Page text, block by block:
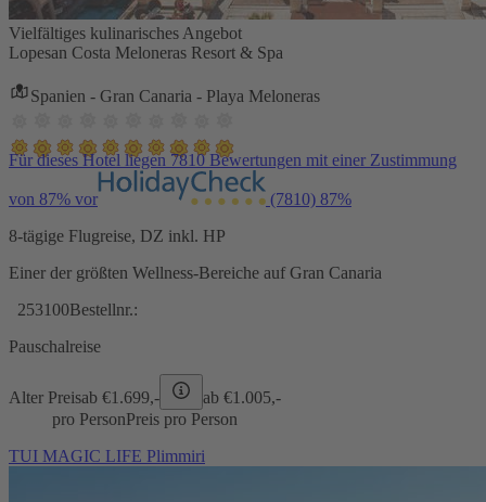
Vielfältiges kulinarisches Angebot
Lopesan Costa Meloneras Resort & Spa
Spanien - Gran Canaria - Playa Meloneras
Für dieses Hotel liegen 7810 Bewertungen mit einer Zustimmung
von 87% vor (7810) 87%
8-tägige Flugreise, DZ inkl. HP
Einer der größten Wellness-Bereiche auf Gran Canaria
253100Bestellnr.:
Pauschalreise
Alter Preisab €1.699,- ab €1.005,-
pro PersonPreis pro Person
TUI MAGIC LIFE Plimmiri